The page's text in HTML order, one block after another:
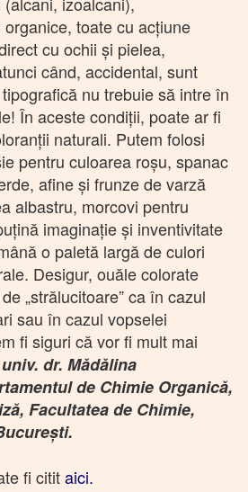
toate cu acțiune
cu ochii și pielea,
când, accidental, sunt
nu trebuie să intre în
În aceste condiții, poate ar fi
naturali. Putem folosi
pentru culoarea roșu, spanac
afine și frunze de varză
albastru, morcovi pentru
imaginație și inventivitate
o paletă largă de culori
Desigur, ouăle colorate
„strălucitoare” ca în cazul
sau în cazul vopselei
fi siguri că vor fi mult mai
dr. Mădălina
de Chimie Organică,
Facultatea de Chimie,
fi cititaici.